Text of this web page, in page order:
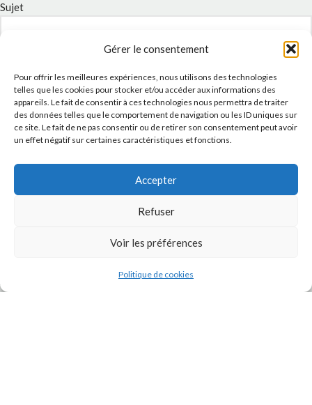
Gérer le consentement
Pour offrir les meilleures expériences, nous utilisons des technologies
telles que les cookies pour stocker et/ou accéder aux informations des
appareils. Le fait de consentir à ces technologies nous permettra de traiter
des données telles que le comportement de navigation ou les ID uniques sur
ce site. Le fait de ne pas consentir ou de retirer son consentement peut avoir
un effet négatif sur certaines caractéristiques et fonctions.
Accepter
Refuser
Voir les préférences
Politique de cookies
Sujet